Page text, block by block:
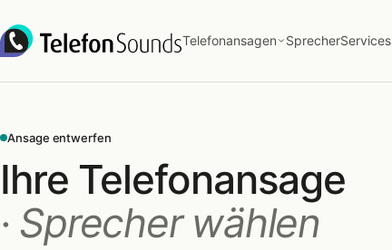
Telefonansagen SprecherServices
Ansage entwerfen
Ihre Telefonansage
· Sprecher wählen